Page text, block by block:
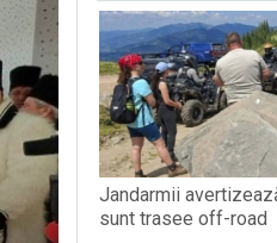
Satului
vulnerabile din Baia Mare
Training 2026
la Sighetu Marmației
IAR CEALALTĂ
PERSPECTIVĂ
Jandarmii
sunt trasee off-road